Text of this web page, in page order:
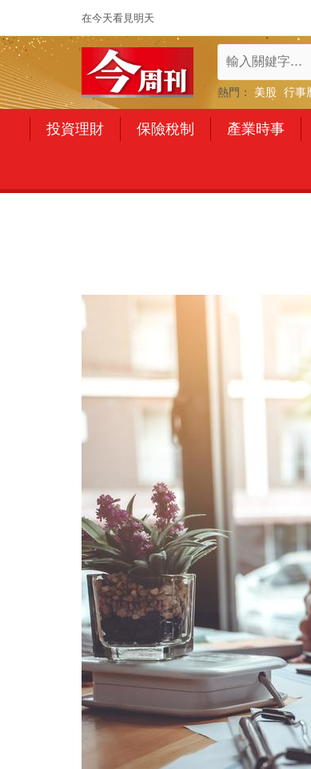
在今天看見明天
熱門： 美股 行事
投資理財 保險稅制 產業時事